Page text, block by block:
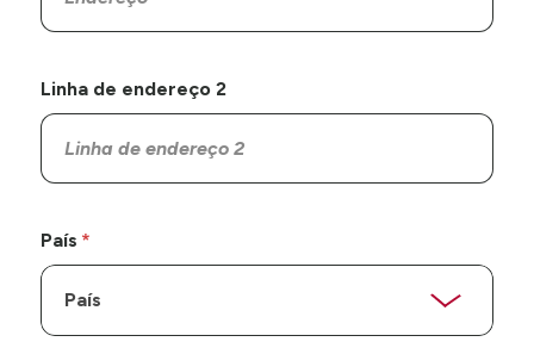
Linha de endereço 2
País